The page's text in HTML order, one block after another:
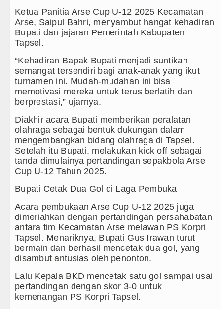
Ketua Panitia Arse Cup U-12 2025 Kecamatan
Arse, Saipul Bahri, menyambut hangat kehadiran
Bupati dan jajaran Pemerintah Kabupaten
Tapsel.
“Kehadiran Bapak Bupati menjadi suntikan
semangat tersendiri bagi anak-anak yang ikut
turnamen ini. Mudah-mudahan ini bisa
memotivasi mereka untuk terus berlatih dan
berprestasi,” ujarnya.
Diakhir acara Bupati memberikan peralatan
olahraga sebagai bentuk dukungan dalam
mengembangkan bidang olahraga di Tapsel.
Setelah itu Bupati, melakukan kick off sebagai
tanda dimulainya pertandingan sepakbola Arse
Cup U-12 Tahun 2025.
Bupati Cetak Dua Gol di Laga Pembuka
Acara pembukaan Arse Cup U-12 2025 juga
dimeriahkan dengan pertandingan persahabatan
antara tim Kecamatan Arse melawan PS Korpri
Tapsel. Menariknya, Bupati Gus Irawan turut
bermain dan berhasil mencetak dua gol, yang
disambut antusias oleh penonton.
Lalu Kepala BKD mencetak satu gol sampai usai
pertandingan dengan skor 3-0 untuk
kemenangan PS Korpri Tapsel.